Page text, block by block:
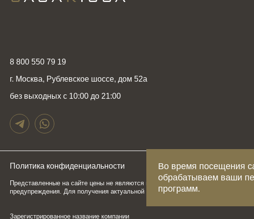
Во время посещения
обрабатываем ваши
программ.
8 800 550 79 19
г. Москва, Рублевское шоссе, дом 52а
без выходных с 10:00 до 21:00
Политика конфиденциальности Карта сайта
Представленные на сайте цены не являются публичной офертой,
предупреждения. Для получения актуальной и подробной информации о
Зарегистрированное название компании